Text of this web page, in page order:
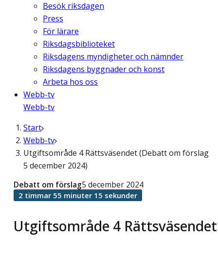
Besök riksdagen
Press
För lärare
Riksdagsbiblioteket
Riksdagens myndigheter och nämnder
Riksdagens byggnader och konst
Arbeta hos oss
Webb-tv
Webb-tv
Start
Webb-tv
Utgiftsområde 4 Rättsväsendet (Debatt om förslag
5 december 2024)
Utgiftsområde 4 Rättsväsendet
Debatt om förslag5 december 2024
2 timmar 55 minuter 15 sekunder